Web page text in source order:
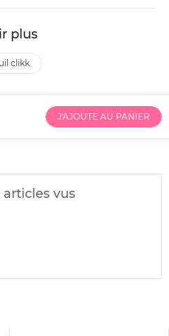
plus
clikk
J'AJOUTE AU PANIER
articles vus